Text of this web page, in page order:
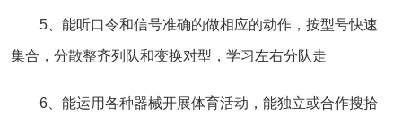
5、能听口令和信号准确的做相应的动作，按型号快速
集合，分散整齐列队和变换对型，学习左右分队走
6、能运用各种器械开展体育活动，能独立或合作搜拾